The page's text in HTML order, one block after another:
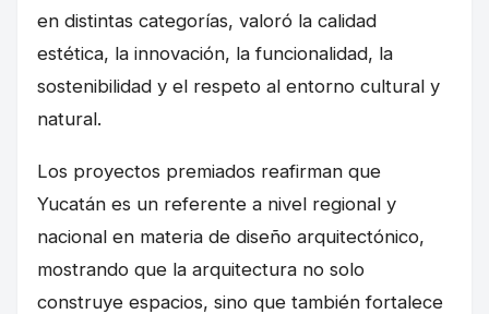
en distintas categorías, valoró la calidad
estética, la innovación, la funcionalidad, la
sostenibilidad y el respeto al entorno cultural y
natural.
Los proyectos premiados reafirman que
Yucatán es un referente a nivel regional y
nacional en materia de diseño arquitectónico,
mostrando que la arquitectura no solo
construye espacios, sino que también fortalece